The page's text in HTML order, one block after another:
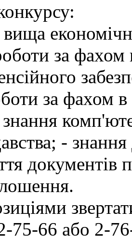
вища
за фахом
за фахом
-
документів
75-66 або 2-